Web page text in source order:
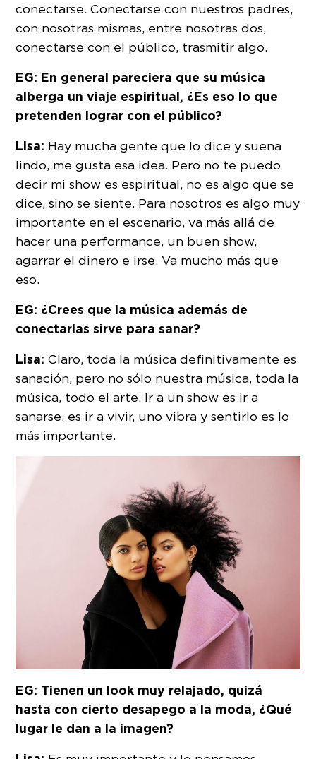
conectarse. Conectarse con nuestros padres,
con nosotras mismas, entre nosotras dos,
conectarse con el público, trasmitir algo.
EG: En general pareciera que su música
alberga un viaje espiritual, ¿Es eso lo que
pretenden lograr con el público?
Lisa: Hay mucha gente que lo dice y suena
lindo, me gusta esa idea. Pero no te puedo
decir mi show es espiritual, no es algo que se
dice, sino se siente. Para nosotros es algo muy
importante en el escenario, va más allá de
hacer una performance, un buen show,
agarrar el dinero e irse. Va mucho más que
eso.
EG: ¿Crees que la música además de
conectarlas sirve para sanar?
Lisa: Claro, toda la música definitivamente es
sanación, pero no sólo nuestra música, toda la
música, todo el arte. Ir a un show es ir a
sanarse, es ir a vivir, uno vibra y sentirlo es lo
más importante.
EG: Tienen un look muy relajado, quizá
hasta con cierto desapego a la moda, ¿Qué
lugar le dan a la imagen?